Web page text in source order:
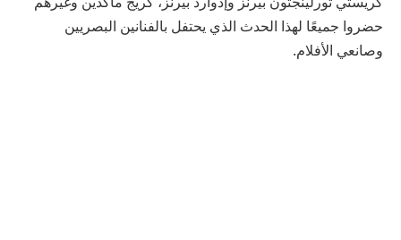
حضروا جميعًا لهذا الحدث الذي يحتفل بالفنانين البصريين
وصانعي الأفلام.